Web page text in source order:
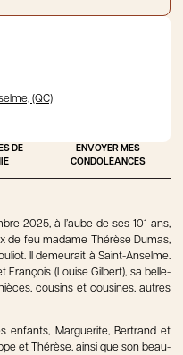
(QC)
DE
ENVOYER MES
CONDOLÉANCES
2025, à l’aube de ses 101 ans,
de feu madame Thérèse Dumas,
Il demeurait à Saint-Anselme.
François (Louise Gilbert), sa belle-
cousins et cousines, autres
enfants, Marguerite, Bertrand et
et Thérèse, ainsi que son beau-